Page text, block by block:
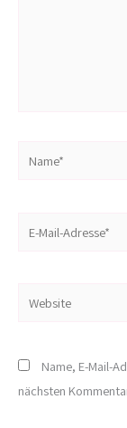
Website
Name, E-Mail-
nächsten